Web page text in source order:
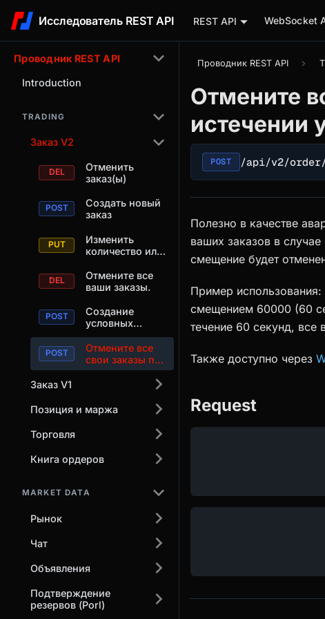
Исследователь REST API REST API WebSocket
Проводник REST API
Introduction
TRADING
Заказ V2
Отменить
заказ(ы)
Создать новый
заказ
Изменить
количество или
заказа
Отмените все
ваши заказы.
Создание
условных
заказов
Отмените все
свои заказы по
истечении
Заказ V1
Позиция и маржа
Торговля
Книга ордеров
MARKET DATA
Рынок
Чат
Объявления
Подтверждение
резервов (Porl)
Проводник REST API
Отмените
истечении
POST /api/v2/
Полезно в качестве
ваших заказов в
смещение будет
Пример
смещением 60000 (60
течение 60 секунд, все
Также доступно через
Request